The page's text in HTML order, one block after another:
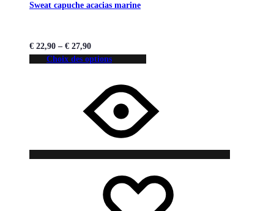
Sweat capuche acacias marine
€ 22,90 – € 27,90
Choix des options